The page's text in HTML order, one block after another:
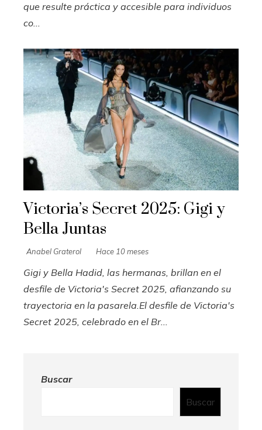
que resulte práctica y accesible para individuos
co...
Victoria’s Secret 2025: Gigi y
Bella Juntas
Anabel Graterol Hace 10 meses
Gigi y Bella Hadid, las hermanas, brillan en el
desfile de Victoria's Secret 2025, afianzando su
trayectoria en la pasarela.El desfile de Victoria's
Secret 2025, celebrado en el Br...
Buscar
Buscar